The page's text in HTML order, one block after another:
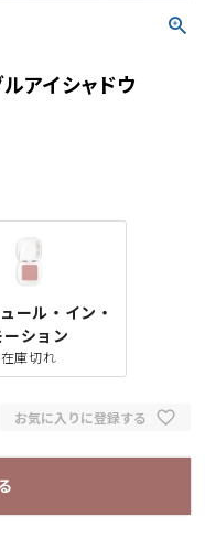
アイシャドウ
ール・イン・
ーション
在庫切れ
お気に入りに登録する